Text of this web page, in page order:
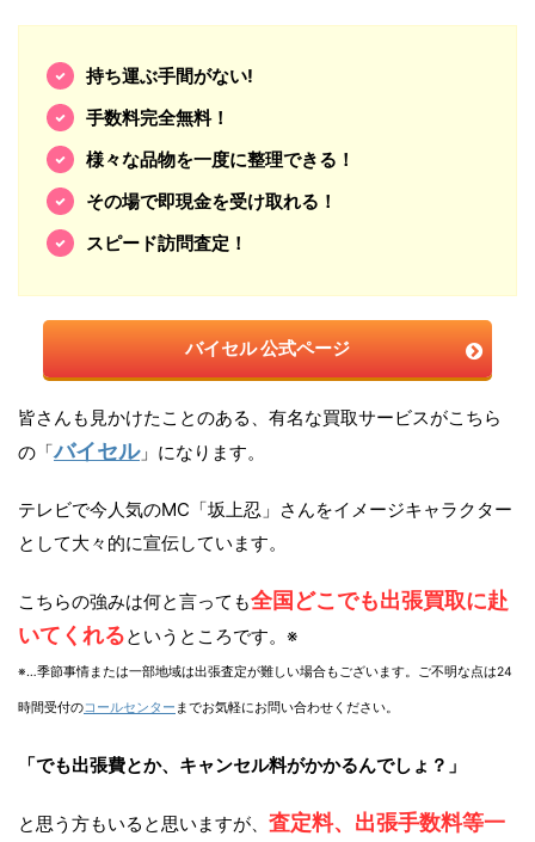
持ち運ぶ手間がない!
手数料完全無料！
様々な品物を一度に整理できる！
その場で即現金を受け取れる！
スピード訪問査定！
バイセル 公式ページ
皆さんも見かけたことのある、有名な買取サービスがこちら
の「バイセル」になります。
テレビで今人気のMC「坂上忍」さんをイメージキャラクター
として大々的に宣伝しています。
こちらの強みは何と言っても全国どこでも出張買取に赴
いてくれるというところです。※
※…季節事情または一部地域は出張査定が難しい場合もございます。ご不明な点は24
時間受付のコールセンター までお気軽にお問い合わせください。
「でも出張費とか、キャンセル料がかかるんでしょ？」
と思う方もいると思いますが、 査定料、出張手数料等一